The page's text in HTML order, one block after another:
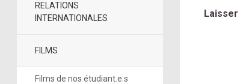
RELATIONS
INTERNATIONALES
FILMS
Films de nos étudiant.e.s